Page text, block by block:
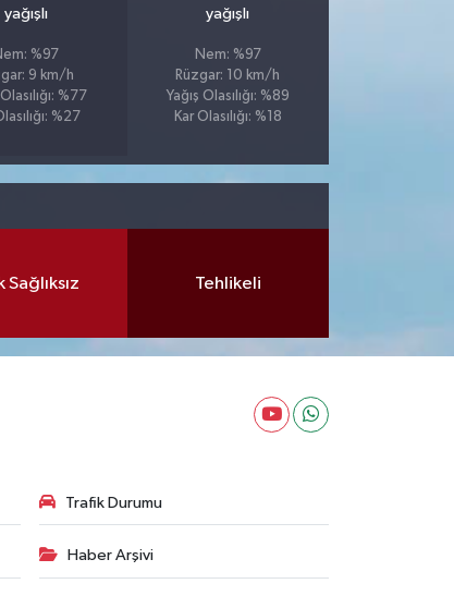
yağışlı
%97
9 km/h
%77
%27
yağışlı
Nem: %97
Rüzgar: 10 km/h
Yağış Olasılığı: %89
Kar Olasılığı: %18
Sağlıksız Tehlikeli
Trafik Durumu
Haber Arşivi